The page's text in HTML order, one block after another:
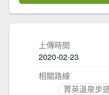
上傳時間
2020-02-23
相關路線
菁英溫泉步